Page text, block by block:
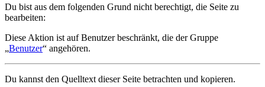
Du bist aus dem folgenden Grund nicht berechtigt, die Seite zu
bearbeiten:
Diese Aktion ist auf Benutzer beschränkt, die der Gruppe
„Benutzer“ angehören.
Du kannst den Quelltext dieser Seite betrachten und kopieren.